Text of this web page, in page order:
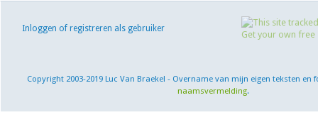
Inloggen of registreren als gebruiker
Copyright 2003-2019 Luc Van Braekel - Overname van mijn eigen teksten en
naamsvermelding.